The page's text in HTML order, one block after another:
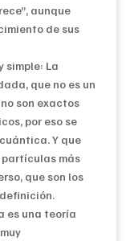
aunque
de sus
simple: La
que no es un
son exactos
por eso se
Y que
más
que son los
es una teoría